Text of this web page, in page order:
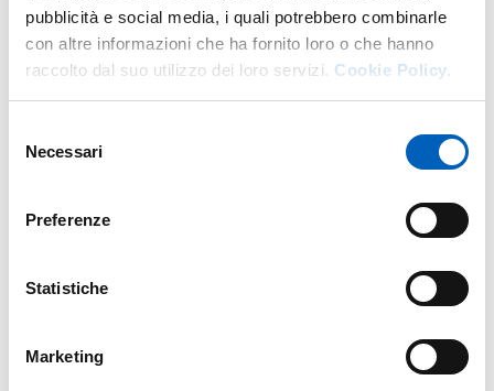
pubblicità e social media, i quali potrebbero combinarle
con altre informazioni che ha fornito loro o che hanno
raccolto dal suo utilizzo dei loro servizi. Cookie Policy.
delNecessari
Preferenze
Statistiche
Marketing
Map
+